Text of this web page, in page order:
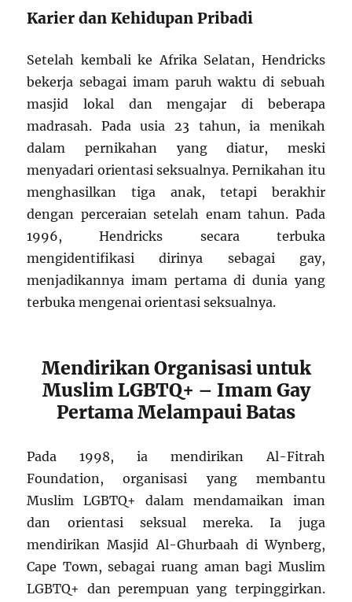
Karier dan Kehidupan Pribadi
Setelah kembali ke Afrika Selatan, Hendricks
bekerja sebagai imam paruh waktu di sebuah
masjid lokal dan mengajar di beberapa
madrasah. Pada usia 23 tahun, ia menikah
dalam pernikahan yang diatur, meski
menyadari orientasi seksualnya. Pernikahan itu
menghasilkan tiga anak, tetapi berakhir
dengan perceraian setelah enam tahun. Pada
1996, Hendricks secara terbuka
mengidentifikasi dirinya sebagai gay,
menjadikannya imam pertama di dunia yang
terbuka mengenai orientasi seksualnya.
Mendirikan Organisasi untuk
Muslim LGBTQ+ – Imam Gay
Pertama Melampaui Batas
Pada 1998, ia mendirikan Al-Fitrah
Foundation, organisasi yang membantu
Muslim LGBTQ+ dalam mendamaikan iman
dan orientasi seksual mereka. Ia juga
mendirikan Masjid Al-Ghurbaah di Wynberg,
Cape Town, sebagai ruang aman bagi Muslim
LGBTQ+ dan perempuan yang terpinggirkan.